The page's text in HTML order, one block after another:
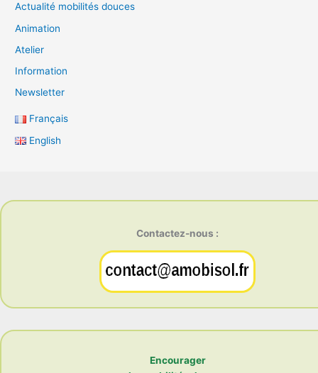
Actualité mobilités douces
Animation
Atelier
Information
Newsletter
Français
English
Contactez-nous :
Encourager